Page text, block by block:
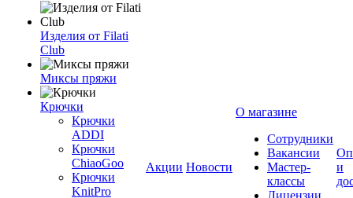
Изделия от Filati
Club
Миксы пряжи
Крючки
Крючки
ADDI
Крючки
ChiaoGoo
Крючки
KnitPro
Акции Новости
О магазине
Сотрудники
Вакансии
Мастер-
классы
Лицензии
и